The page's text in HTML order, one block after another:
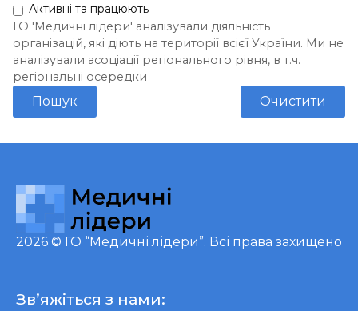
Активні та працюють
ГО 'Медичні лідери' аналізували діяльність
організацій, які діють на території всієї України. Ми не
аналізували асоціації регіонального рівня, в т.ч.
регіональні осередки
Пошук Очистити
2026 © ГО “Медичні лідери”. Всі права захищено
Зв’яжіться з нами: